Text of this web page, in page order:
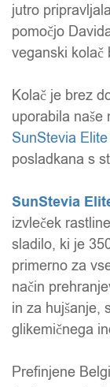
jutro
pomočjo
veganski kolač
Kolač je brez
uporabila naše
SunStevia Elite
posladkana s
SunStevia
izvleček
sladilo, ki je
primerno za
način
in za hujšanje,
glikemičnega
Prefinjene